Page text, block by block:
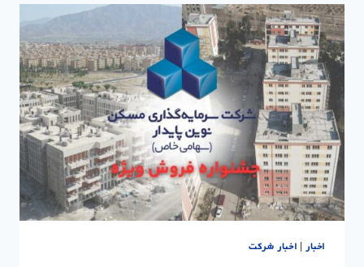
اخبار اخبار شرکت